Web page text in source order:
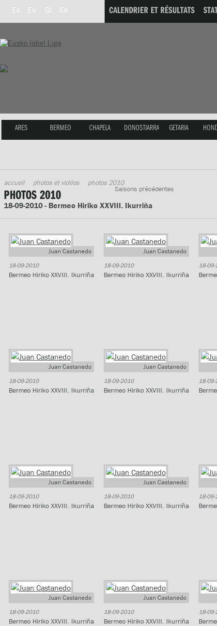
Es Eu Gl En CALENDRIER ET RÉSULTATS
ARES BERMEO CHAPELA DONOSTIARRA GETARIA
accueil photos et vidéos photos 2010
PHOTOS 2010
18-09-2010 - Bermeo Hiriko XXVIII. Ikurriña
Saisons précédentes
Juan Castanedo
18-09-2010
Bermeo Hiriko XXVIII. Ikurriña
Juan Castanedo
18-09-2010
Bermeo Hiriko XXVIII. Ikurriña
18-
Juan Castanedo
18-09-2010
Bermeo Hiriko XXVIII. Ikurriña
Juan Castanedo
18-09-2010
Bermeo Hiriko XXVIII. Ikurriña
18-
Juan Castanedo
18-09-2010
Bermeo Hiriko XXVIII. Ikurriña
Juan Castanedo
18-09-2010
Bermeo Hiriko XXVIII. Ikurriña
18-
Juan Castanedo
18-09-2010
Bermeo Hiriko XXVIII. Ikurriña
Juan Castanedo
18-09-2010
Bermeo Hiriko XXVIII. Ikurriña
18-